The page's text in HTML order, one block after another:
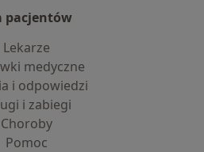
pacjentów
Lekarze
medyczne
i odpowiedzi
i zabiegi
Choroby
Pomoc